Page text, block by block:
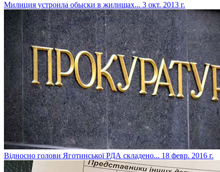
Милиция устроила обыски в жилищах... 3 окт. 2013 г.
Відносно голови Яготинської РДА складено... 18 февр. 2016 г.